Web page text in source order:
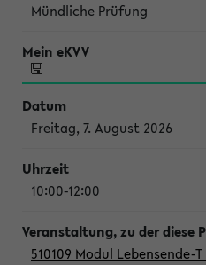
Mündliche Prüfung
Freitag, 7. August 2026
10:00-12:00
510109 Modul Lebensende-